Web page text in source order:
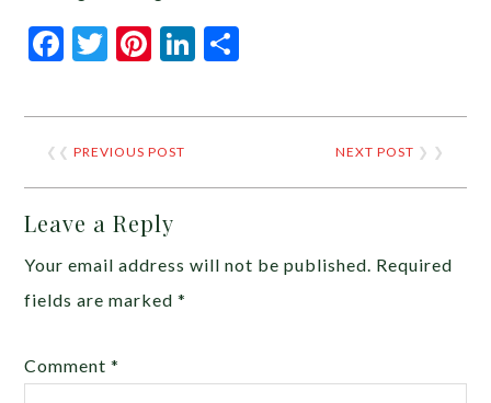
Facebook
Twitter
Pinterest
LinkedIn
❮❮PREVIOUS POST NEXT POST ❯ ❯
Leave a Reply
Your email address will not be published. Required
fields are marked*
Comment*